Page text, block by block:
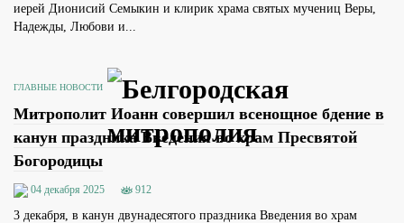
иерей Дионисий Семыкин и клирик храма святых мучениц Веры,
Надежды, Любови и...
ГЛАВНЫЕ НОВОСТИ
Митрополит Иоанн совершил всенощное бдение в
канун праздника Введения во храм Пресвятой
Богородицы
04 декабря 2025 912
3 декабря, в канун двунадесятого праздника Введения во храм